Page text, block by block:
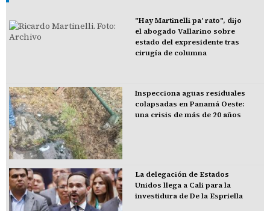
"Hay Martinelli pa' rato", dijo
el abogado Vallarino sobre
estado del expresidente tras
cirugía de columna
Inspecciona aguas residuales
colapsadas en Panamá Oeste:
una crisis de más de 20 años
La delegación de Estados
Unidos llega a Cali para la
investidura de De la Espriella